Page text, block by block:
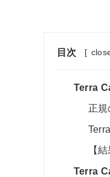
目次 [
Terra
正
【
Terra